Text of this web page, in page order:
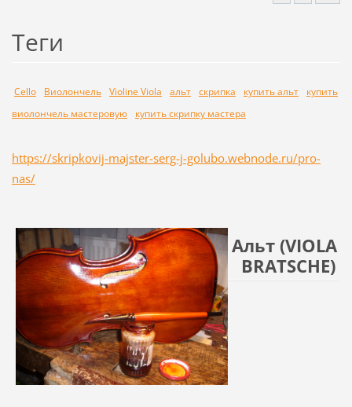
Теги
Cello Виолончель Violine Viola альт скрипка купить альт
купить
виолончель мастеровую
купить скрипку мастера
https://skripkovij-majster-serg-j-golubo.webnode.ru/pro-
nas/
Альт (VIOLA
BRATSCHE)